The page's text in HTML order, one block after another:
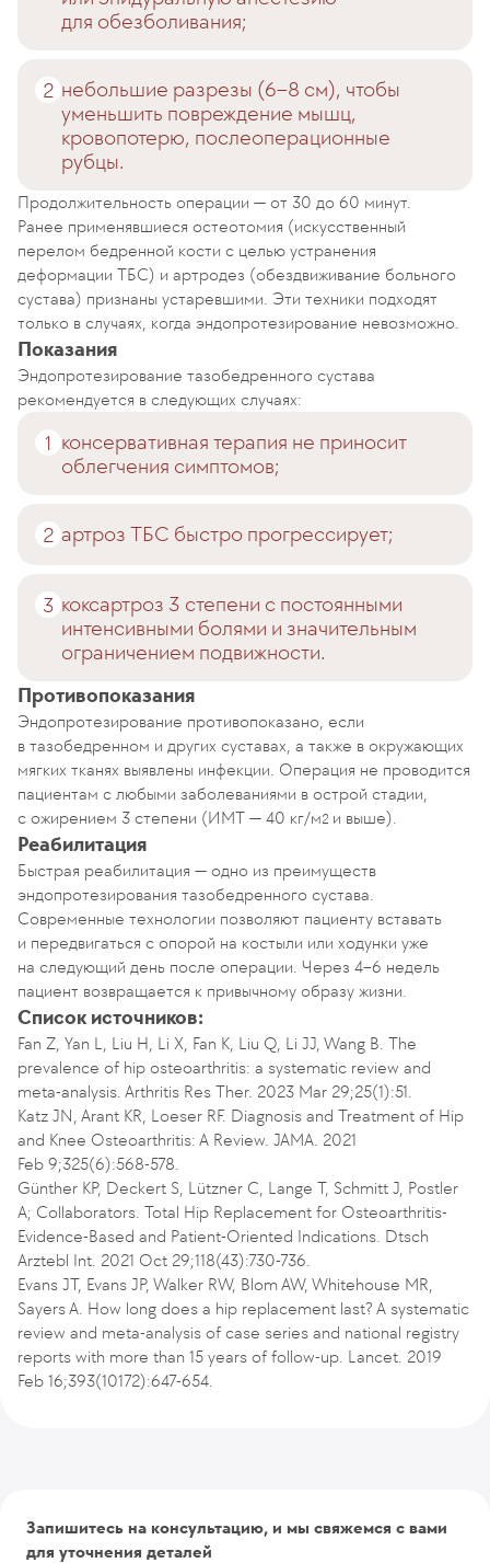
для обезболивания;
небольшие разрезы (6–8 см), чтобы
уменьшить повреждение мышц,
кровопотерю, послеоперационные
рубцы.
Продолжительность операции — от 30 до 60 минут.
Ранее применявшиеся остеотомия (искусственный
перелом бедренной кости с целью устранения
деформации ТБС) и артродез (обездвиживание больного
сустава) признаны устаревшими. Эти техники подходят
только в случаях, когда эндопротезирование невозможно.
Показания
Эндопротезирование тазобедренного сустава
рекомендуется в следующих случаях:
консервативная терапия не приносит
облегчения симптомов;
артроз ТБС быстро прогрессирует;
коксартроз 3 степени с постоянными
интенсивными болями и значительным
ограничением подвижности.
Противопоказания
Эндопротезирование противопоказано, если
в тазобедренном и других суставах, а также в окружающих
мягких тканях выявлены инфекции. Операция не проводится
пациентам с любыми заболеваниями в острой стадии,
с ожирением 3 степени (ИМТ — 40 кг/м2 и выше).
Реабилитация
Быстрая реабилитация — одно из преимуществ
эндопротезирования тазобедренного сустава.
Современные технологии позволяют пациенту вставать
и передвигаться с опорой на костыли или ходунки уже
на следующий день после операции. Через 4–6 недель
пациент возвращается к привычному образу жизни.
Список источников:
Fan Z, Yan L, Liu H, Li X, Fan K, Liu Q, Li JJ, Wang B. The
prevalence of hip osteoarthritis: a systematic review and
meta-analysis. Arthritis Res Ther. 2023 Mar 29;25(1):51.
Katz JN, Arant KR, Loeser RF. Diagnosis and Treatment of Hip
and Knee Osteoarthritis: A Review. JAMA. 2021
Feb 9;325(6):568-578.
Günther KP, Deckert S, Lützner C, Lange T, Schmitt J, Postler
A; Collaborators. Total Hip Replacement for Osteoarthritis-
Evidence-Based and Patient-Oriented Indications. Dtsch
Arztebl Int. 2021 Oct 29;118(43):730-736.
Evans JT, Evans JP, Walker RW, Blom AW, Whitehouse MR,
Sayers A. How long does a hip replacement last? A systematic
review and meta-analysis of case series and national registry
reports with more than 15 years of follow-up. Lancet. 2019
Feb 16;393(10172):647-654.
Запишитесь на консультацию, и мы свяжемся с вами
для уточнения деталей